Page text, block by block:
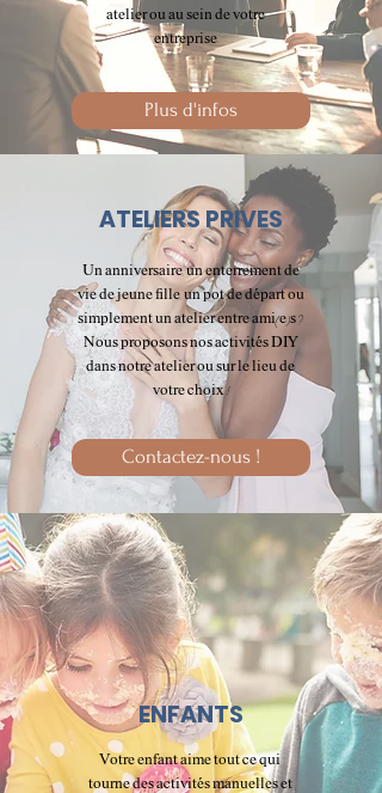
atelier ou au sein de votre
entreprise.
Plus d'infos
ATELIERS PRIVES
Un anniversaire, un enterrement de
vie de jeune fille, un pot de départ ou
simplement un atelier entre ami(e)s ?
Nous proposons nos activités DIY
dans notre atelier ou sur le lieu de
votre choix !
Contactez-nous !
ENFANTS
Votre enfant aime tout ce qui
tourne des activités manuelles et